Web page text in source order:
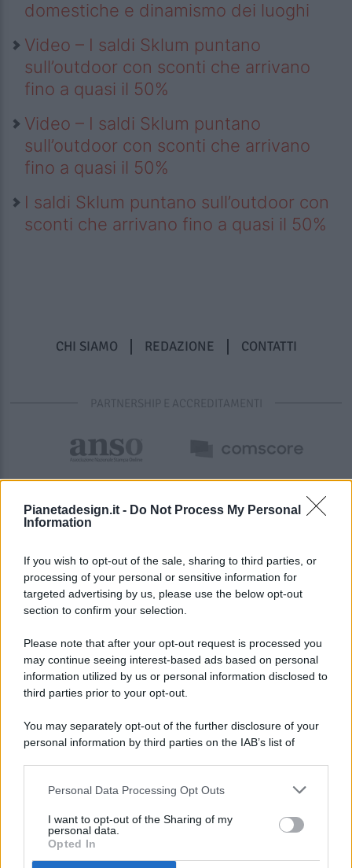
Pianetadesign.it - Do Not Process My Personal
Information
If you wish to opt-out of the sale, sharing to third parties, or
processing of your personal or sensitive information for
targeted advertising by us, please use the below opt-out
section to confirm your selection.
Please note that after your opt-out request is processed you
may continue seeing interest-based ads based on personal
information utilized by us or personal information disclosed to
third parties prior to your opt-out.
You may separately opt-out of the further disclosure of your
personal information by third parties on the IAB’s list of
This information may also be disclosed by us to third parties
disclose it to other third parties.
Personal Data Processing Opt Outs
I want to opt-out of the Sharing of my
personal data.
Opted In
domestiche e dinamismo dei luoghi
Video – I saldi Sklum puntano
sull’outdoor con sconti che arrivano
fino a quasi il 50%
Video – I saldi Sklum puntano
sull’outdoor con sconti che arrivano
fino a quasi il 50%
I saldi Sklum puntano sull’outdoor con
sconti che arrivano fino a quasi il 50%
CHI SIAMO REDAZIONE CONTATTI
PARTNERSHIP E ACCREDITAMENTI
© 2026 - Pianeta Design - P.IVA 04827280654 - Testata
Registrata Al Tribunale Di Nocera Inferiore N. 8/2020 - RG N.
ISCRIZIONE AL ROC N. 35792 – ISCRITTA ALL’ANSO
(ASSOCIAZIONE NAZIONALE STAMPA ONLINE)
PREFERENZE PRIVACY